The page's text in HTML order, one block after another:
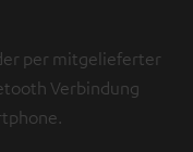
per mitgelieferter
Verbindung